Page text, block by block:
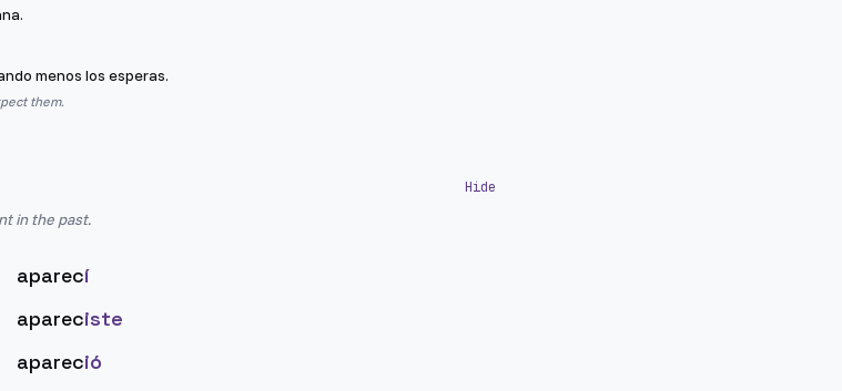
menos los esperas.
them.
in the past.
aparecí
apareciste
apareció